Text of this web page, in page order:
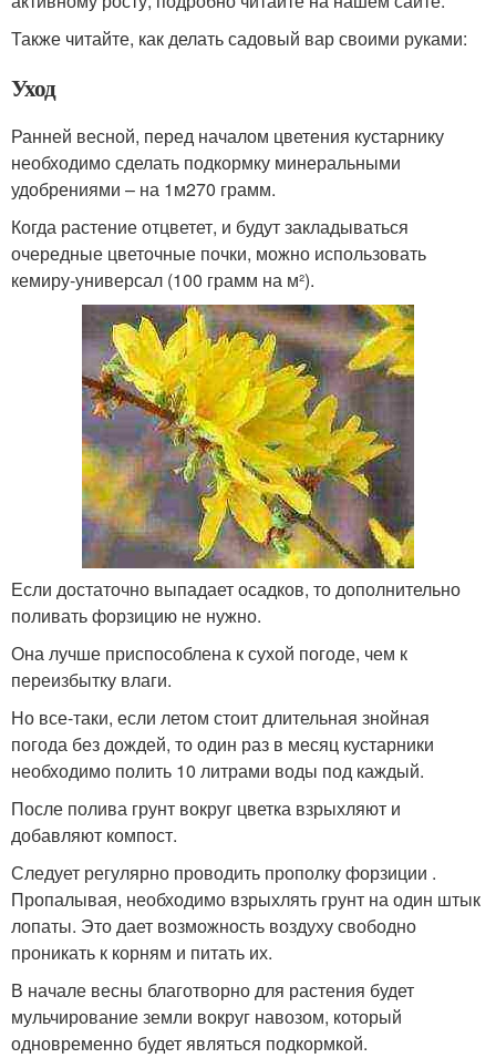
Также читайте, как делать садовый вар своими руками:
Уход
Ранней весной, перед началом цветения кустарнику
необходимо сделать подкормку минеральными
удобрениями – на 1м270 грамм.
Когда растение отцветет, и будут закладываться
очередные цветочные почки, можно использовать
кемиру-универсал (100 грамм на м²).
Если достаточно выпадает осадков, то дополнительно
поливать форзицию не нужно.
Она лучше приспособлена к сухой погоде, чем к
переизбытку влаги.
Но все-таки, если летом стоит длительная знойная
погода без дождей, то один раз в месяц кустарники
необходимо полить 10 литрами воды под каждый.
После полива грунт вокруг цветка взрыхляют и
добавляют компост.
Следует регулярно проводить прополку форзиции .
Пропалывая, необходимо взрыхлять грунт на один штык
лопаты. Это дает возможность воздуху свободно
проникать к корням и питать их.
В начале весны благотворно для растения будет
мульчирование земли вокруг навозом, который
одновременно будет являться подкормкой.